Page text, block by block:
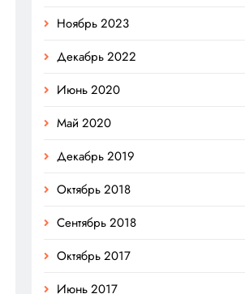
Ноябрь 2023
Декабрь 2022
Июнь 2020
Май 2020
Декабрь 2019
Октябрь 2018
Сентябрь 2018
Октябрь 2017
Июнь 2017